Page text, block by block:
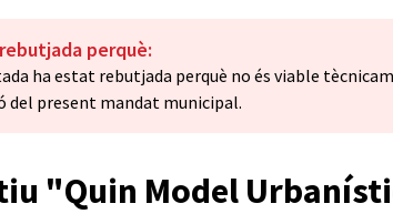
perquè:
ha estat rebutjada perquè no és viable
present mandat municipal.
"Quin Model